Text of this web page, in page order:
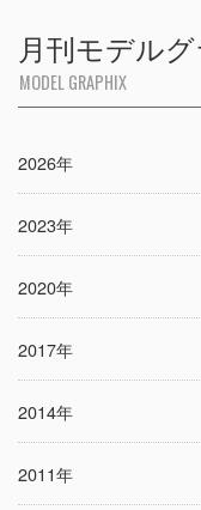
月刊モデル
MODEL GRAPHIX
2026年
2023年
2020年
2017年
2014年
2011年